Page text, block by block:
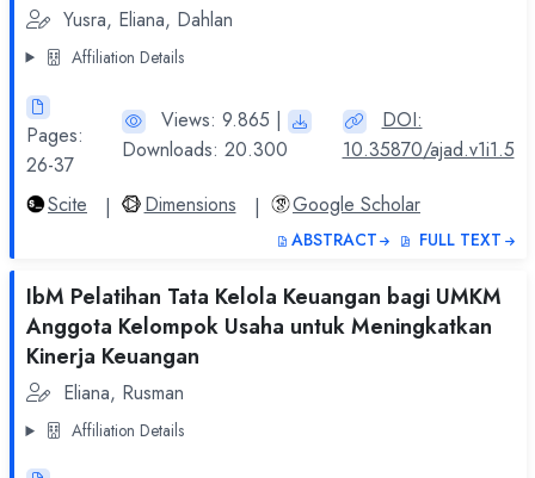
Yusra, Eliana, Dahlan
Affiliation Details
Pages:
26-37
Views: 9.865 |
Downloads: 20.300
DOI:
10.35870/ajad.v1i1.5
Scite
| Dimensions | Google Scholar
ABSTRACT FULL TEXT
IbM Pelatihan Tata Kelola Keuangan bagi UMKM
Anggota Kelompok Usaha untuk Meningkatkan
Kinerja Keuangan
Eliana, Rusman
Affiliation Details